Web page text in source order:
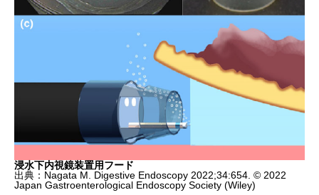
浸水下内視鏡装置用フード
出典：Nagata M. Digestive Endoscopy 2022;34:654. © 2022
Japan Gastroenterological Endoscopy Society (Wiley)